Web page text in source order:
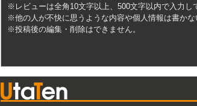
※レビューは全角10文字以上、500文字以内で入力し
※他の人が不快に思うような内容や個人情報は書かな
※投稿後の編集・削除はできません。